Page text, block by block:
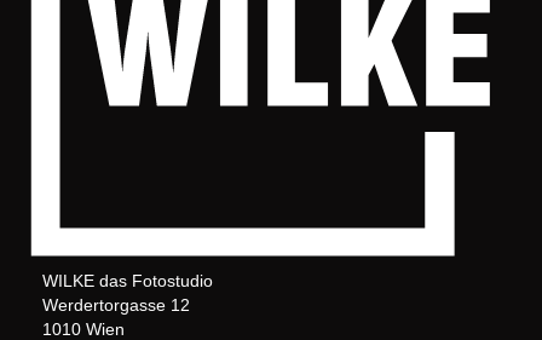
WILKE das Fotostudio
Werdertorgasse 12
1010 Wien